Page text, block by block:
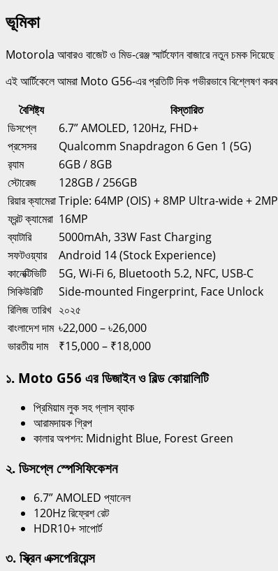
ভূমিকা
Motorola আবারও বাজেট ও মিড-রেঞ্জ স্মার্টফোন বাজারে নতুন চমক দিয়েছে
এই আর্টিকেলে আমরা Moto G56-এর প্রতিটি দিক গভীরভাবে বিশ্লেষণ করব
বৈশিষ্ট্য
বিস্তারিত
ডিসপ্লে
6.7” AMOLED, 120Hz, FHD+
প্রসেসর
Qualcomm Snapdragon 6 Gen 1 (5G)
র‍্যাম
6GB / 8GB
স্টোরেজ
128GB / 256GB
রিয়ার ক্যামেরাTriple: 64MP (OIS) + 8MP Ultra-wide +
ফ্রন্ট ক্যামেরা 16MP
ব্যাটারি
5000mAh, 33W Fast Charging
সফটওয়্যার
Android 14 (Stock Experience)
কানেক্টিভিটি
5G, Wi-Fi 6, Bluetooth 5.2, NFC, USB-C
সিকিউরিটি
Side-mounted Fingerprint, Face Unlock
রিলিজ তারিখ ২০২৫
বাংলাদেশ দাম ৳22,000 – ৳26,000
ভারতীয় দাম
₹15,000 – ₹18,000
১. Moto G56 এর ডিজাইন ও বিল্ড কোয়ালিটি
প্রিমিয়াম লুক সহ গ্লাস ব্যাক
আরামদায়ক গ্রিপ
কালার অপশন: Midnight Blue, Forest Green
২. ডিসপ্লে স্পেসিফিকেশন
6.7” AMOLED প্যানেল
120Hz রিফ্রেশ রেট
HDR10+ সাপোর্ট
৩. স্ক্রিন এক্সপেরিয়েন্স